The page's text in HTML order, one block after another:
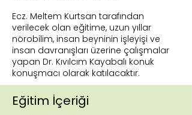
Ecz. Meltem Kurtsan tarafından
verilecek olan eğitime, uzun yıllar
nörobilim, insan beyninin işleyişi ve
insan davranışları üzerine çalışmalar
yapan Dr. Kıvılcım Kayabalı konuk
konuşmacı olarak katılacaktır.
Eğitim İçeriği